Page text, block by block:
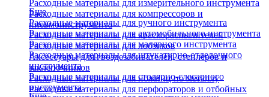
Расходные материалы для измерительного инструмента
Расходные материалы для компрессоров и
пневмоинструмента
Расходные материалы для краскораспылителей
Расходные материалы для лобзиков
Аксессуары для гвоздезабивателей, степлеров и
заклепочников
Расходные материалы для ножниц по металлу
Расходные материалы для перфораторов и отбойных
Еще
Расходные материалы для ручного инструмента
Расходные материалы для автомобильного инструмента
Расходные материалы для малярного инструмента
Расходные материалы для штукатурно-отделочного
инструмента
Расходные материалы для столярно-слесарного
инструмента